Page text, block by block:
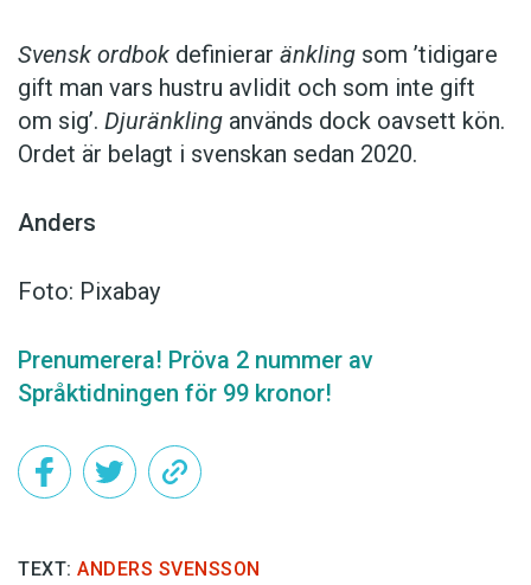
Svensk ordbok definierar änkling som ’tidigare
gift man vars hustru av­lidit och som inte gift
om sig’. Djuränkling används dock oavsett kön.
Ordet är belagt i svenskan sedan 2020.
Anders
Foto: Pixabay
Prenumerera! Pröva 2 nummer av
Språktidningen för 99 kronor!
TEXT: ANDERS SVENSSON